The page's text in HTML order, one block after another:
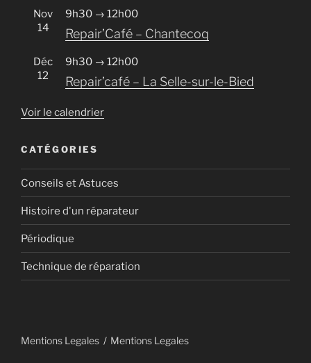
Nov
14
9h30 → 12h00
Repair’Café – Chantecoq
Déc
12
9h30 → 12h00
Repair’café – La Selle-sur-le-Bied
Voir le calendrier
CATÉGORIES
Conseils et Astuces
Histoire d'un réparateur
Périodique
Technique de réparation
Mentions Legales Mentions Legales